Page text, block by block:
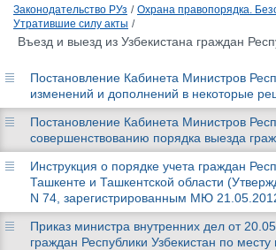
Законодательство РУз / Охрана правопорядка.
Утратившие силу акты /
Въезд и выезд из Узбекистана граждан
Постановление Кабинета Министров
изменений и дополнений в некоторые
Постановление Кабинета Министров
совершенствованию порядка выезда
Инструкция о порядке учета граждан
Ташкенте и Ташкентской области
N 74, зарегистрированным МЮ
Приказ министра внутренних дел от
граждан Республики Узбекистан по